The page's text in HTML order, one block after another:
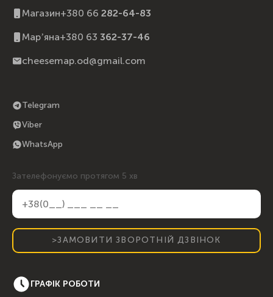
Telegram
Viber
WhatsApp
Зателефонуємо протягом 5 хв
>ЗАМОВИТИ ЗВОРОТНІЙ ДЗВІНОК
ГРАФІК РОБОТИ
Магазин+380 66 282-64-83
Марʼяна+380 63 362-37-46
cheesemap.od@gmail.com